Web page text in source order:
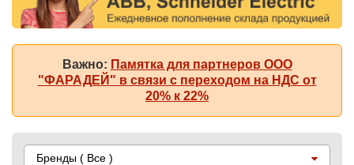
Важно: Памятка для партнеров ООО
"ФАРАДЕЙ" в связи с переходом на НДС от
20% к 22%
Бренды ( Все )